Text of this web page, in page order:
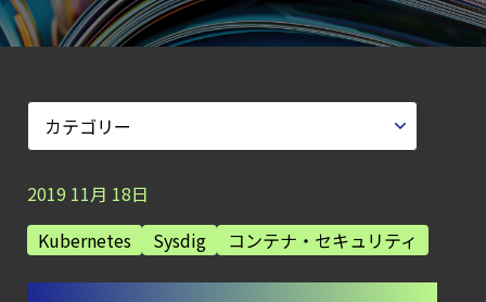
【ブログ】CISO
【お知らせ】
【ブログ】AI が
2026
年に脅威の状況を根本から変えた
2019 11月 18日
Kubernetes
Sysdig コンテナ・セキュリティ